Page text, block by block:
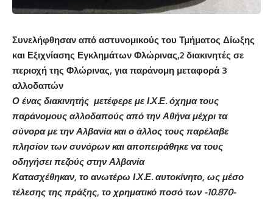
Συνελήφθησαν από αστυνομικούς του Τμήματος Δίωξης
και Εξιχνίασης Εγκλημάτων Φλώρινας,2 διακινητές σε
περιοχή της Φλώρινας, για παράνομη μεταφορά 3
αλλοδαπών
Ο ένας διακινητής μετέφερε με Ι.Χ.Ε. όχημα τους
παράνομους αλλοδαπούς από την Αθήνα μέχρι τα
σύνορα με την Αλβανία και ο άλλος τους παρέλαβε
πλησίον των συνόρων και αποπειράθηκε να τους
οδηγήσει πεζούς στην Αλβανία
Κατασχέθηκαν, το ανωτέρω Ι.Χ.Ε. αυτοκίνητο, ως μέσο
τέλεσης της πράξης, το χρηματικό ποσό των -10.870-